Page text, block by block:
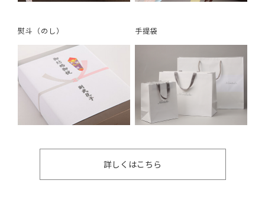
熨斗（のし） 手提袋
詳しくはこちら